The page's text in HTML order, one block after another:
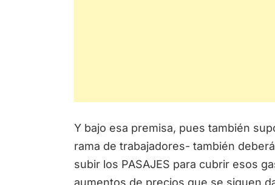
Y bajo esa premisa, pues también
rama de trabajadores- también
subir los PASAJES para cubrir esos
aumentos de precios que se siguen